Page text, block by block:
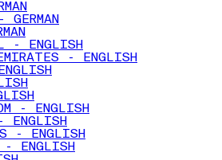
- ENGLISH
- ENGLISH
- ENGLISH
ENGLISH
- ENGLISH
- ENGLISH